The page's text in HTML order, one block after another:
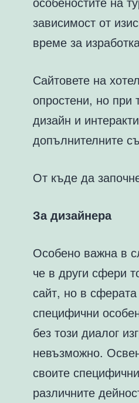
зависимост от
време за
Сайтовете на
опростени, но при
дизайн и
допълнителните
От къде да
За дизайнера
Особено важна в
че в други сфери
сайт, но в
специфични
без този диалог
невъзможно.
своите
различните